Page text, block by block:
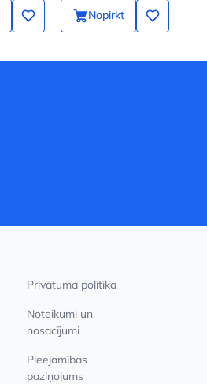
Nopirkt
Privātuma politika
Noteikumi un
nosacījumi
Pieejamības
paziņojums